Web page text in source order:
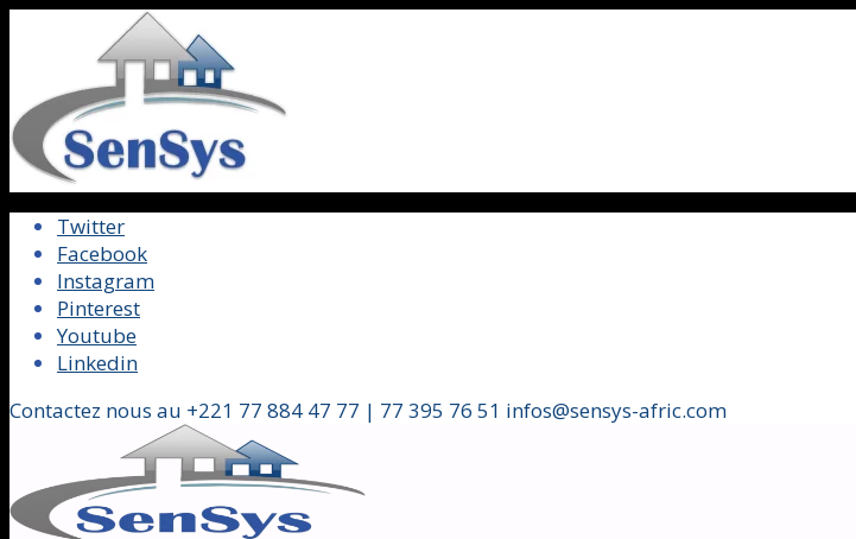
Twitter
Facebook
Instagram
Pinterest
Youtube
Linkedin
Contactez nous au +221 77 884 47 77 | 77 395 76 51 infos@sensys-afric.com